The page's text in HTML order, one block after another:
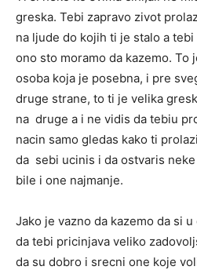
greska. Tebi zapravo zivot
na ljude do kojih ti je stalo a
ono sto moramo da kazemo. To
osoba koja je posebna, i pre
druge strane, to ti je velika
na druge a i ne vidis da tebiu
nacin samo gledas kako ti
da sebi ucinis i da ostvaris
bile i one najmanje.
Jako je vazno da kazemo da si
da tebi pricinjava veliko
da su dobro i srecni one koje